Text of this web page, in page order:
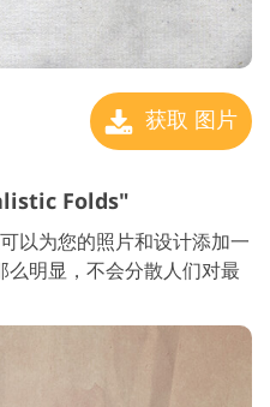
获取 图片
Folds"
以为您的照片和设计添加一
么明显，不会分散人们对最